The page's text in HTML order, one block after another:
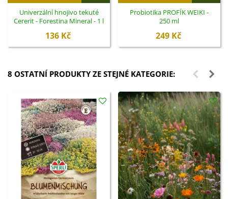
Univerzální hnojivo tekuté
Cererit - Forestina Mineral - 1 l
136 Kč
Probiotika PROFÍK WEIKI -
250 ml
249 Kč
8 OSTATNÍ PRODUKTY ZE STEJNÉ KATEGORIE: